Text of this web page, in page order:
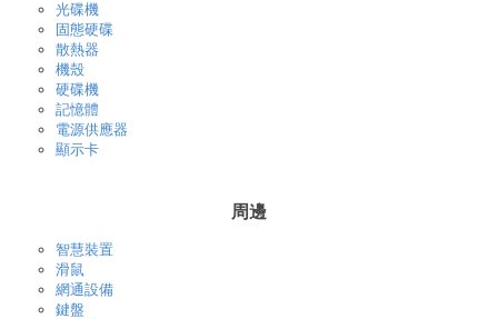
光碟機
固態硬碟
散熱器
機殼
硬碟機
記憶體
電源供應器
顯示卡
周邊
智慧裝置
滑鼠
網通設備
鍵盤